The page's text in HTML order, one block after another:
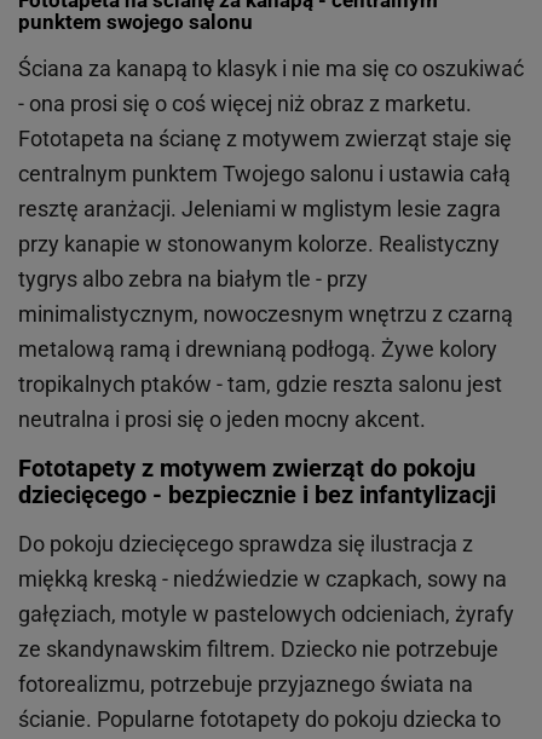
punktem swojego salonu
Ściana za kanapą to klasyk i nie ma się co oszukiwać
- ona prosi się o coś więcej niż obraz z marketu.
Fototapeta na ścianę z motywem zwierząt staje się
centralnym punktem Twojego salonu i ustawia całą
resztę aranżacji. Jeleniami w mglistym lesie zagra
przy kanapie w stonowanym kolorze. Realistyczny
tygrys albo zebra na białym tle - przy
minimalistycznym, nowoczesnym wnętrzu z czarną
metalową ramą i drewnianą podłogą. Żywe kolory
tropikalnych ptaków - tam, gdzie reszta salonu jest
neutralna i prosi się o jeden mocny akcent.
Fototapety z motywem zwierząt do pokoju
dziecięcego - bezpiecznie i bez infantylizacji
Do pokoju dziecięcego sprawdza się ilustracja z
miękką kreską - niedźwiedzie w czapkach, sowy na
gałęziach, motyle w pastelowych odcieniach, żyrafy
ze skandynawskim filtrem. Dziecko nie potrzebuje
fotorealizmu, potrzebuje przyjaznego świata na
ścianie. Popularne fototapety do pokoju dziecka to